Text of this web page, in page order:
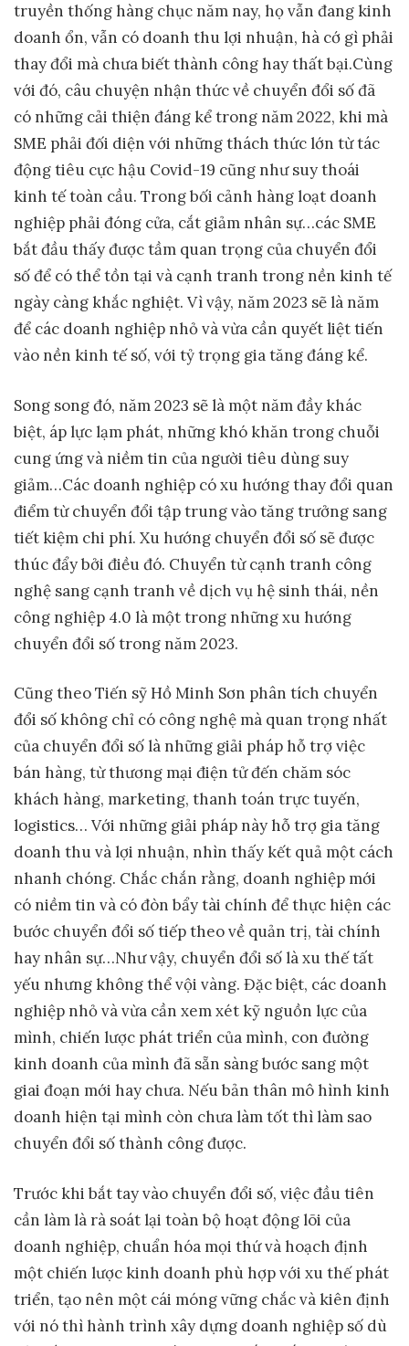
truyền thống hàng chục năm nay, họ vẫn đang kinh
doanh ổn, vẫn có doanh thu lợi nhuận, hà cớ gì phải
thay đổi mà chưa biết thành công hay thất bại.Cùng
với đó, câu chuyện nhận thức về chuyển đổi số đã
có những cải thiện đáng kể trong năm 2022, khi mà
SME phải đối diện với những thách thức lớn từ tác
động tiêu cực hậu Covid-19 cũng như suy thoái
kinh tế toàn cầu. Trong bối cảnh hàng loạt doanh
nghiệp phải đóng cửa, cắt giảm nhân sự…các SME
bắt đầu thấy được tầm quan trọng của chuyển đổi
số để có thể tồn tại và cạnh tranh trong nền kinh tế
ngày càng khắc nghiệt. Vì vậy, năm 2023 sẽ là năm
để các doanh nghiệp nhỏ và vừa cần quyết liệt tiến
vào nền kinh tế số, với tỷ trọng gia tăng đáng kể.
Song song đó, năm 2023 sẽ là một năm đầy khác
biệt, áp lực lạm phát, những khó khăn trong chuỗi
cung ứng và niềm tin của người tiêu dùng suy
giảm…Các doanh nghiệp có xu hướng thay đổi quan
điểm từ chuyển đổi tập trung vào tăng trưởng sang
tiết kiệm chi phí. Xu hướng chuyển đổi số sẽ được
thúc đẩy bởi điều đó. Chuyển từ cạnh tranh công
nghệ sang cạnh tranh về dịch vụ hệ sinh thái, nền
công nghiệp 4.0 là một trong những xu hướng
chuyển đổi số trong năm 2023.
Cũng theo Tiến sỹ Hồ Minh Sơn phân tích chuyển
đổi số không chỉ có công nghệ mà quan trọng nhất
của chuyển đổi số là những giải pháp hỗ trợ việc
bán hàng, từ thương mại điện tử đến chăm sóc
khách hàng, marketing, thanh toán trực tuyến,
logistics… Với những giải pháp này hỗ trợ gia tăng
doanh thu và lợi nhuận, nhìn thấy kết quả một cách
nhanh chóng. Chắc chắn rằng, doanh nghiệp mới
có niềm tin và có đòn bẩy tài chính để thực hiện các
bước chuyển đổi số tiếp theo về quản trị, tài chính
hay nhân sự…Như vậy, chuyển đổi số là xu thế tất
yếu nhưng không thể vội vàng. Đặc biệt, các doanh
nghiệp nhỏ và vừa cần xem xét kỹ nguồn lực của
mình, chiến lược phát triển của mình, con đường
kinh doanh của mình đã sẵn sàng bước sang một
giai đoạn mới hay chưa. Nếu bản thân mô hình kinh
doanh hiện tại mình còn chưa làm tốt thì làm sao
chuyển đổi số thành công được.
Trước khi bắt tay vào chuyển đổi số, việc đầu tiên
cần làm là rà soát lại toàn bộ hoạt động lõi của
doanh nghiệp, chuẩn hóa mọi thứ và hoạch định
một chiến lược kinh doanh phù hợp với xu thế phát
triển, tạo nên một cái móng vững chắc và kiên định
với nó thì hành trình xây dựng doanh nghiệp số dù